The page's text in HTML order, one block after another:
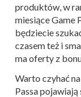
produktów, w
miesiące Game
będziecie
czasem też i
ma oferty z
Warto czyhać
Passa